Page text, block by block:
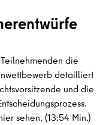
die
detailliert
und die
sehen. (13:54 Min.)